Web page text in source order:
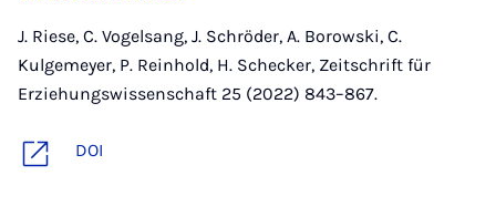
J. Riese, C. Vogelsang, J. Schröder, A. Borowski, C.
Kulgemeyer, P. Reinhold, H. Schecker, Zeitschrift für
Erziehungswissenschaft 25 (2022) 843–867.
DOI